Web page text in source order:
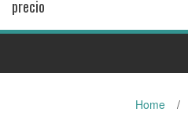
precio
Home /